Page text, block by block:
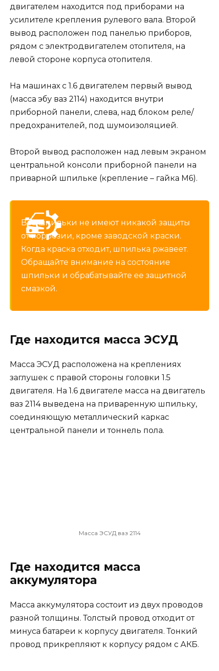
двигателем находится под приборами на
усилителе крепления рулевого вала. Второй
вывод расположен под панелью приборов,
рядом с электродвигателем отопителя, на
левой стороне корпуса отопителя.
На машинах с 1.6 двигателем первый вывод
(масса эбу ваз 2114) находится внутри
приборной панели, слева, над блоком реле/
предохранителей, под шумоизоляцией.
Второй вывод расположен над левым экраном
центральной консоли приборной панели на
приварной шпильке (крепление – гайка М6).
Все шпильки не имеют никакой защиты
от коррозии, кроме заводской краски.
Когда краска отходит, шпилька ржавеет.
Обращайте внимание на состояние
шпильки и обрабатывайте ее защитной
смазкой.
Где находится масса ЭСУД
Масса ЭСУД расположена на креплениях
заглушек с правой стороны головки 1.5
двигателя. На 1.6 двигателе масса на двигатель
ваз 2114 выведена на приваренную шпильку,
соединяющую металлический каркас
центральной панели и тоннель пола.
Масса ЭСУД ваз 2114
Где находится масса
аккумулятора
Масса аккумулятора состоит из двух проводов
разной толщины. Толстый провод отходит от
минуса батареи к корпусу двигателя. Тонкий
провод прикрепляют к корпусу рядом с АКБ.